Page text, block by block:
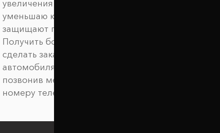
увеличения клиренса автомобиля, они
уменьшаю крен автомобиля в поворотах,
защищают подвеску от пробоев.
Получить более детальную информацию,
сделать заказ на межвитковые проставки для
автомобиля Hyundai i20. можно онлайн или
позвонив менеджеру по удобному для вас
номеру телефона.